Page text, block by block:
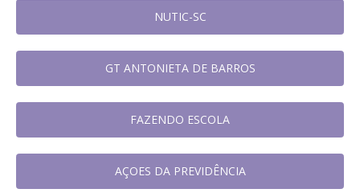
NUTIC-SC
GT ANTONIETA DE BARROS
FAZENDO ESCOLA
AÇOES DA PREVIDÊNCIA